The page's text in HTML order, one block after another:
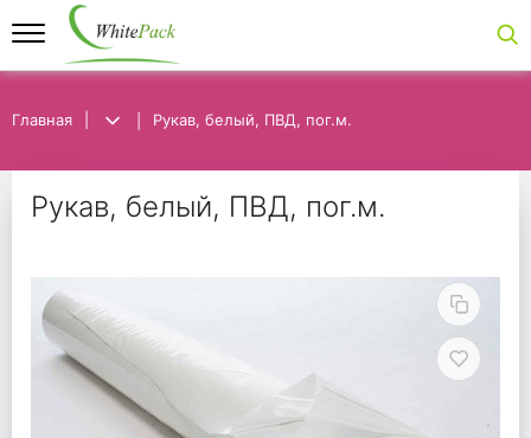
Главная
Рукав, белый, ПВД, пог.м.
Рукав, белый, ПВД,
Главная Рукав, белый, ПВД, пог.м.
Рукав, белый, ПВД, пог.м.